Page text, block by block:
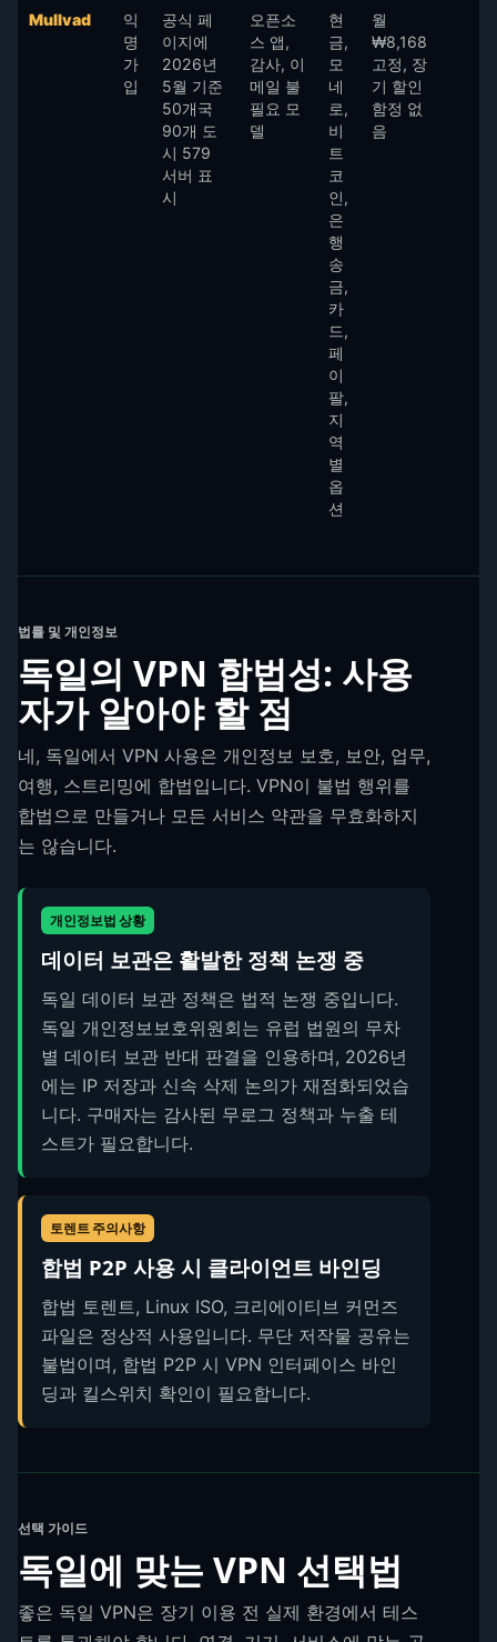
Mullvad
익
명
가
입
공식 페
이지에
2026년
5월 기준
50개국
90개 도
시 579
서버 표
시
오픈소
스 앱,
감사, 이
메일 불
필요 모
델
현
금,
모
네
로,
비
트
코
인,
은
행
송
금,
카
드,
페
이
팔,
지
역
별
옵
션
월
₩8,168
고정, 장
기 할인
함정 없
음
법률 및 개인정보
독일의 VPN 합법성: 사용
자가 알아야 할 점
네, 독일에서 VPN 사용은 개인정보 보호, 보안, 업무,
여행, 스트리밍에 합법입니다. VPN이 불법 행위를
합법으로 만들거나 모든 서비스 약관을 무효화하지
는 않습니다.
개인정보법 상황
데이터 보관은 활발한 정책 논쟁 중
독일 데이터 보관 정책은 법적 논쟁 중입니다.
독일 개인정보보호위원회는 유럽 법원의 무차
별 데이터 보관 반대 판결을 인용하며, 2026년
에는 IP 저장과 신속 삭제 논의가 재점화되었습
니다. 구매자는 감사된 무로그 정책과 누출 테
스트가 필요합니다.
토렌트 주의사항
합법 P2P 사용 시 클라이언트 바인딩
합법 토렌트, Linux ISO, 크리에이티브 커먼즈
파일은 정상적 사용입니다. 무단 저작물 공유는
불법이며, 합법 P2P 시 VPN 인터페이스 바인
딩과 킬스위치 확인이 필요합니다.
선택 가이드
독일에 맞는 VPN 선택법
좋은 독일 VPN은 장기 이용 전 실제 환경에서 테스